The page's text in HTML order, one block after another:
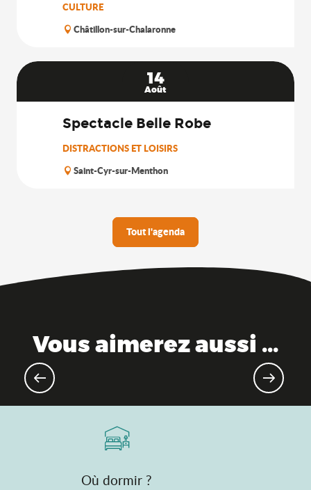
CULTURE
Châtillon-sur-Chalaronne
14
Août
Spectacle Belle Robe
DISTRACTIONS ET LOISIRS
Saint-Cyr-sur-Menthon
Tout l'agenda
Vous aimerez aussi ...
Evènements pour les enfants
Où dormir ?